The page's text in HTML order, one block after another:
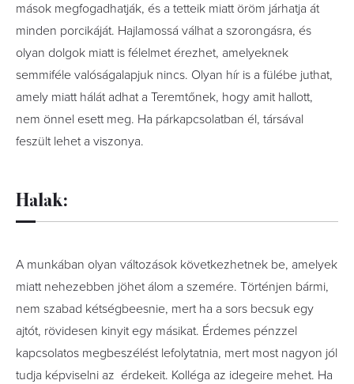
mások megfogadhatják, és a tetteik miatt öröm járhatja át
minden porcikáját. Hajlamossá válhat a szorongásra, és
olyan dolgok miatt is félelmet érezhet, amelyeknek
semmiféle valóságalapjuk nincs. Olyan hír is a fülébe juthat,
amely miatt hálát adhat a Teremtőnek, hogy amit hallott,
nem önnel esett meg. Ha párkapcsolatban él, társával
feszült lehet a viszonya.
Halak:
A munkában olyan változások következhetnek be, amelyek
miatt nehezebben jöhet álom a szemére. Történjen bármi,
nem szabad kétségbeesnie, mert ha a sors becsuk egy
ajtót, rövidesen kinyit egy másikat. Érdemes pénzzel
kapcsolatos megbeszélést lefolytatnia, mert most nagyon jól
tudja képviselni az érdekeit. Kolléga az idegeire mehet. Ha